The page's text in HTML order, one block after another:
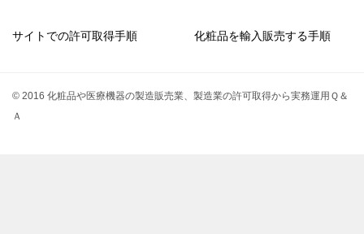
サイトでの許可取得手順 化粧品を輸入販売する手順
© 2016 化粧品や医療機器の製造販売業、製造業の許可取得から実務運用Ｑ＆
Ａ